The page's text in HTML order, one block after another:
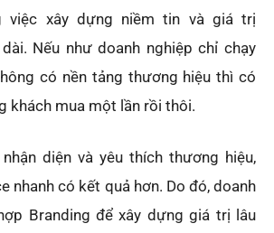
việc xây dựng niềm tin và giá trị
Nếu như doanh nghiệp chỉ chạy
có nền tảng thương hiệu thì có
khách mua một lần rồi thôi.
diện và yêu thích thương hiệu,
nhanh có kết quả hơn. Do đó, doanh
Branding để xây dựng giá trị lâu